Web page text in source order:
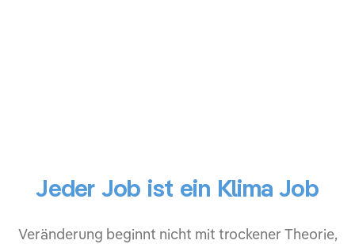
Jeder Job ist ein Klima Job
Veränderung beginnt nicht mit trockener Theorie,